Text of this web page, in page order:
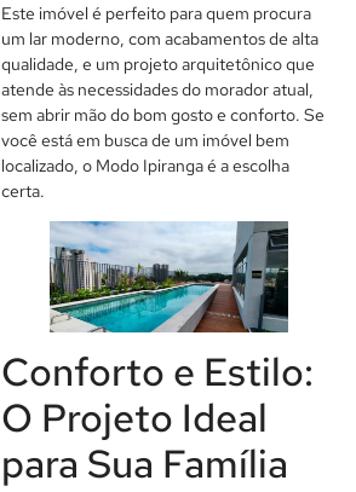
Este imóvel é perfeito para quem procura
um lar moderno, com acabamentos de alta
qualidade, e um projeto arquitetônico que
atende às necessidades do morador atual,
sem abrir mão do bom gosto e conforto. Se
você está em busca de um imóvel bem
localizado, o Modo Ipiranga é a escolha
certa.
Conforto e Estilo:
O Projeto Ideal
para Sua Família